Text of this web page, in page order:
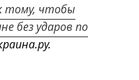
тому, чтобы
без ударов по